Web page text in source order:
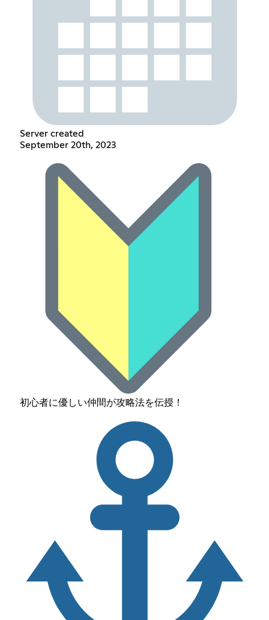
Server created
September 20th, 2023
初心者に優しい仲間が攻略法を伝授！